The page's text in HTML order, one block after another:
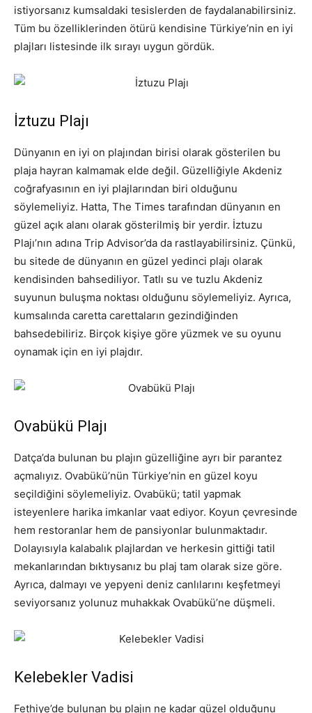
istiyorsanız kumsaldaki tesislerden de faydalanabilirsiniz.
Tüm bu özelliklerinden ötürü kendisine Türkiye’nin en iyi
plajları listesinde ilk sırayı uygun gördük.
İztuzu Plajı
Dünyanın en iyi on plajından birisi olarak gösterilen bu
plaja hayran kalmamak elde değil. Güzelliğiyle Akdeniz
coğrafyasının en iyi plajlarından biri olduğunu
söylemeliyiz. Hatta, The Times tarafından dünyanın en
güzel açık alanı olarak gösterilmiş bir yerdir. İztuzu
Plajı’nın adına Trip Advisor’da da rastlayabilirsiniz. Çünkü,
bu sitede de dünyanın en güzel yedinci plajı olarak
kendisinden bahsediliyor. Tatlı su ve tuzlu Akdeniz
suyunun buluşma noktası olduğunu söylemeliyiz. Ayrıca,
kumsalında caretta carettaların gezindiğinden
bahsedebiliriz. Birçok kişiye göre yüzmek ve su oyunu
oynamak için en iyi plajdır.
Ovabükü Plajı
Datça’da bulunan bu plajın güzelliğine ayrı bir parantez
açmalıyız. Ovabükü’nün Türkiye’nin en güzel koyu
seçildiğini söylemeliyiz. Ovabükü; tatil yapmak
isteyenlere harika imkanlar vaat ediyor. Koyun çevresinde
hem restoranlar hem de pansiyonlar bulunmaktadır.
Dolayısıyla kalabalık plajlardan ve herkesin gittiği tatil
mekanlarından bıktıysanız bu plaj tam olarak size göre.
Ayrıca, dalmayı ve yepyeni deniz canlılarını keşfetmeyi
seviyorsanız yolunuz muhakkak Ovabükü’ne düşmeli.
Kelebekler Vadisi
Fethiye’de bulunan bu plajın ne kadar güzel olduğunu